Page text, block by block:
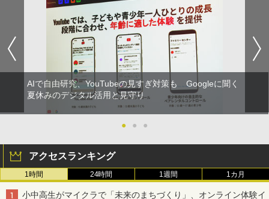
AIで自由研究、YouTubeの見すぎ対策も Googleに聞く
夏休みのデジタル活用と見守り
● ● ●
アクセスランキング
1時間 24時間 1週間 1カ月
小中高生がマイクラで「未来のまちづくり」、オンライン体験イ